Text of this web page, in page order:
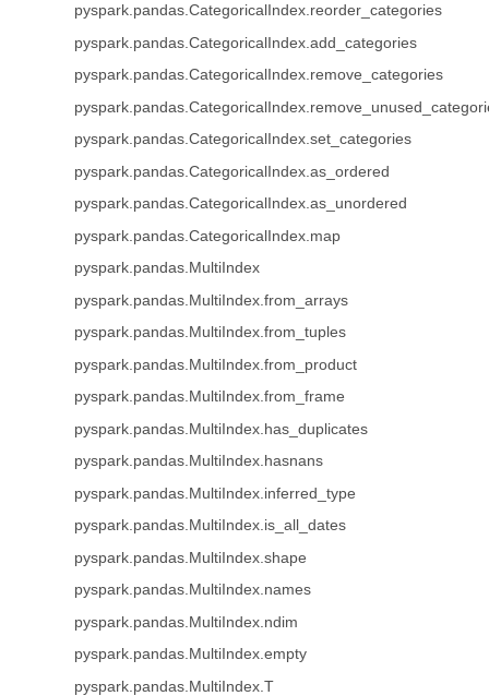
pyspark.pandas.CategoricalIndex.reorder_categories
pyspark.pandas.CategoricalIndex.add_categories
pyspark.pandas.CategoricalIndex.remove_categories
pyspark.pandas.CategoricalIndex.set_categories
pyspark.pandas.CategoricalIndex.as_ordered
pyspark.pandas.CategoricalIndex.as_unordered
pyspark.pandas.CategoricalIndex.map
pyspark.pandas.MultiIndex
pyspark.pandas.MultiIndex.from_arrays
pyspark.pandas.MultiIndex.from_tuples
pyspark.pandas.MultiIndex.from_product
pyspark.pandas.MultiIndex.from_frame
pyspark.pandas.MultiIndex.has_duplicates
pyspark.pandas.MultiIndex.hasnans
pyspark.pandas.MultiIndex.inferred_type
pyspark.pandas.MultiIndex.is_all_dates
pyspark.pandas.MultiIndex.shape
pyspark.pandas.MultiIndex.names
pyspark.pandas.MultiIndex.ndim
pyspark.pandas.MultiIndex.empty
pyspark.pandas.MultiIndex.T